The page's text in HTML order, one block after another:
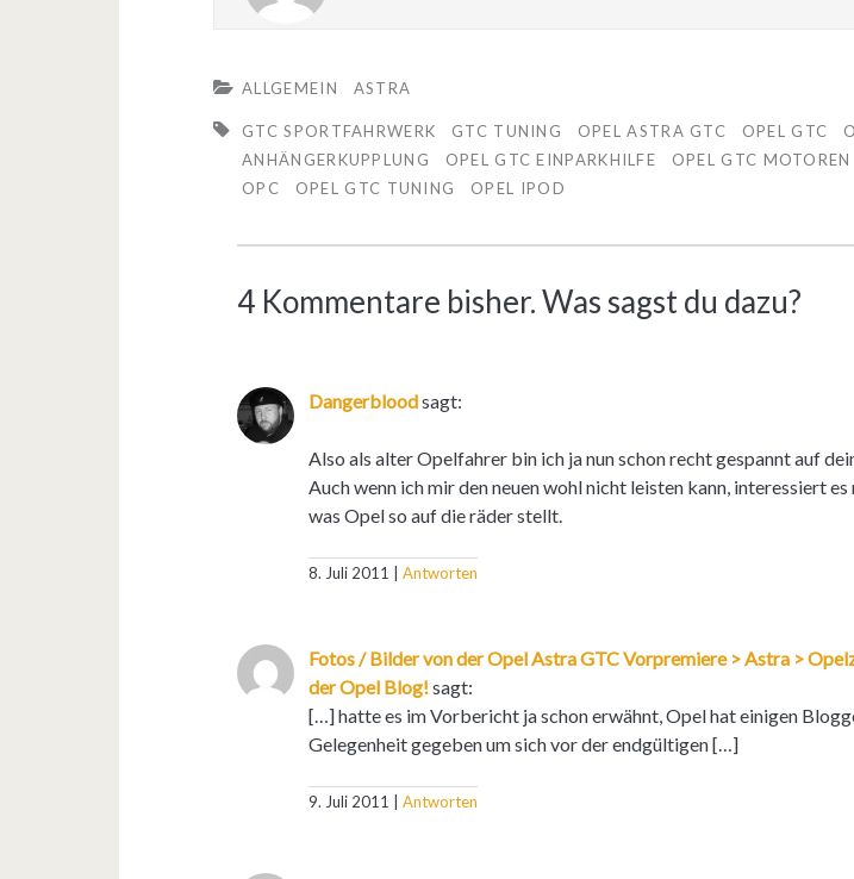
ALLGEMEIN ASTRA
GTC SPORTFAHRWERK GTC TUNING OPEL ASTRA GTC OPEL GTC
ANHÄNGERKUPPLUNG
OPEL GTC EINPARKHILFE OPEL GTC MOTOREN
OPC
OPEL GTC TUNING OPEL IPOD
4 Kommentare bisher. Was sagst du dazu?
Dangerbloodsagt:
Also als alter Opelfahrer bin ich ja nun schon recht gespannt auf
Auch wenn ich mir den neuen wohl nicht leisten kann, interessiert es
was Opel so auf die räder stellt.
8. Juli 2011 Antworten
Fotos / Bilder von der Opel Astra GTC Vorpremiere > Astra >
der Opel Blog! sagt:
[…] hatte es im Vorbericht ja schon erwähnt, Opel hat einigen
Gelegenheit gegeben um sich vor der endgültigen […]
9. Juli 2011 Antworten